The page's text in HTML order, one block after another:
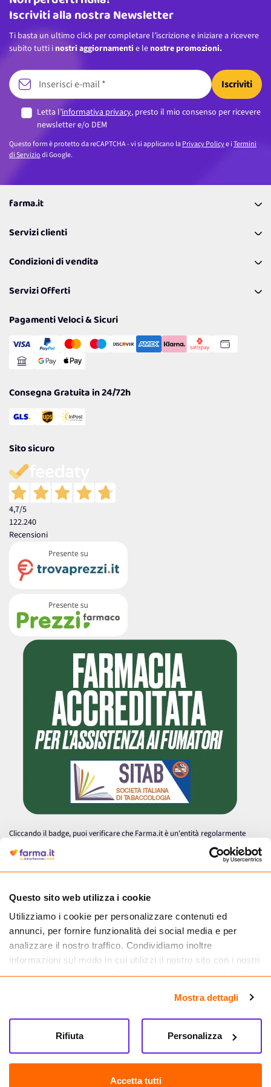
Questo sito web utilizza i cookie
Utilizziamo i cookie per personalizzare contenuti ed
annunci, per fornire funzionalità dei social media e per
analizzare il nostro traffico. Condividiamo inoltre
informazioni sul modo in cui utilizzi il nostro sito con i nostri
partner che si occupano di analisi dei dati web, pubblicità e
informazioni che hai fornito loro o che hanno raccolto dal
tuo utilizzo dei loro servizi.
Mostra dettagli
Accetta tutti
Personalizza
Rifiuta
Iscriviti alla nostra Newsletter
Ti basta un ultimo click per completare l’iscrizione e iniziare a ricevere
subito tutti i nostri aggiornamenti e le nostre promozioni.
Iscriviti
Letta l’informativa privacy, presto il mio consenso per ricevere
newsletter e/o DEM
Questo form è protetto da reCAPTCHA - vi si applicano laPrivacy Policye iTermini
di Serviziodi Google.
farma.it
Coupon
Lavora con noi
Politiche per la parità di genere
Servizi clienti
Richiamami
Resi
Condizioni di vendita
Spedizioni
Cookie Policy
Gestisci Cookie
Servizi Offerti
Reso Facile e Veloce
Pagamenti Veloci & Sicuri
Consegna Gratuita in 24/72h
Sito sicuro
4,7/5
122.240
Recensioni
Cliccando il badge, puoi verificare che Farma.it è un'entità regolarmente
autorizzata dal Ministero della Salute a effettuare la vendita online di
medicinali.
Farma.it S.a.s. P. IVA 07417261216 REA: NA-884088
CREDITS
Sede legale Via delle Repubbliche Marinare 128, 80147 Napoli